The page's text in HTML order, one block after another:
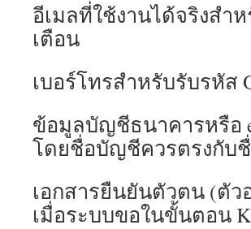
อีเมลที่ใช้งานได้จริงส
เตือน
เบอร์โทรสำหรับรับรหัส
ข้อมูลบัญชีธนาคารหรือ
โดยชื่อบัญชีควรตรงกับ
เอกสารยืนยันตัวตน (ตัว
เมื่อระบบขอในขั้นตอน